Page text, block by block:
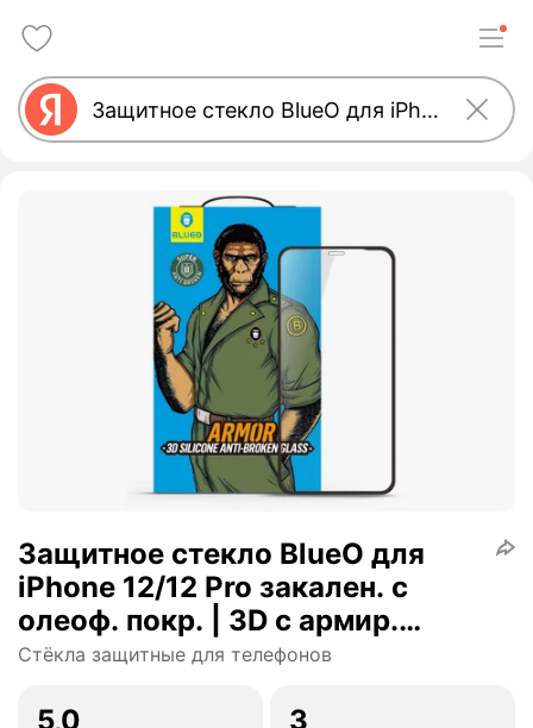
Защитное стекло BlueO для
iPhone 12/12 Pro закален. с
олеоф. покр. | 3D с армир.
кромкой черное 0.26мм
Стёкла защитные для телефонов
5,0 3